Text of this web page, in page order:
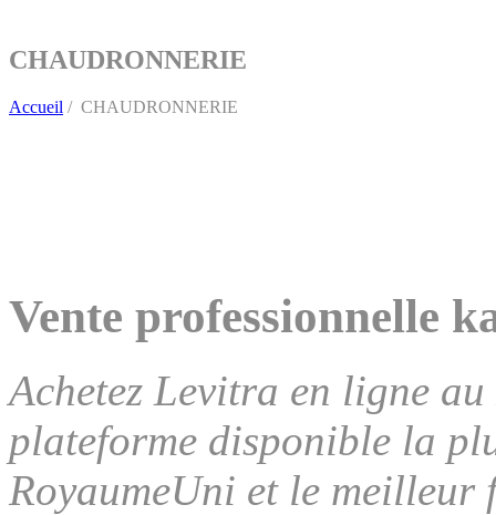
CHAUDRONNERIE
Accueil / CHAUDRONNERIE
Vente professionnelle
Achetez Levitra en ligne
plateforme disponible la
RoyaumeUni et le